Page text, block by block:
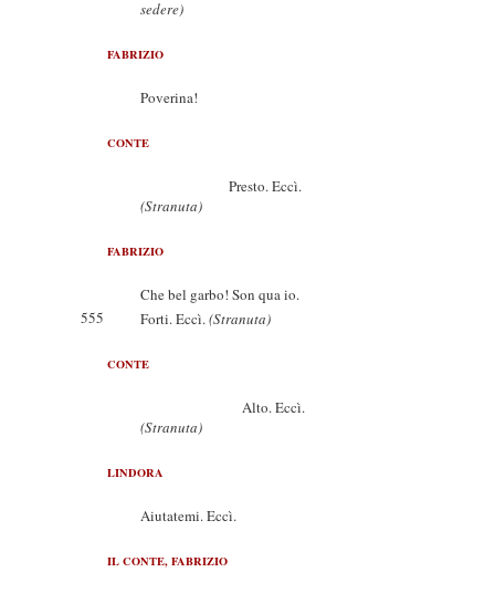
sedere)
FABRIZIO
Poverina!
CONTE
Presto. Eccì.
(Stranuta)
FABRIZIO
Che bel garbo! Son qua io.
555
Forti. Eccì.(Stranuta)
CONTE
Alto. Eccì.
(Stranuta)
LINDORA
Aiutatemi. Eccì.
IL CONTE, FABRIZIO